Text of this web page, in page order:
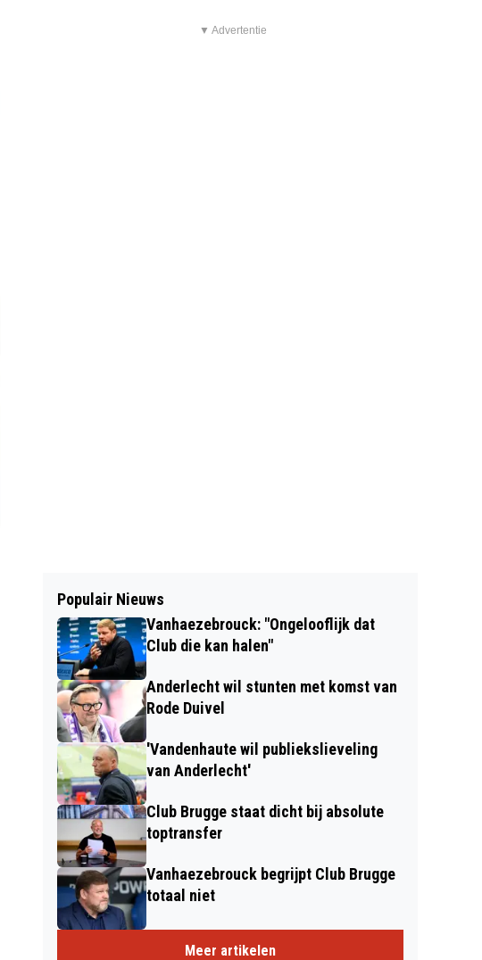
▼ Advertentie
Populair Nieuws
Vanhaezebrouck: "Ongelooflijk dat
Club die kan halen"
Anderlecht wil stunten met komst van
Rode Duivel
'Vandenhaute wil publiekslieveling
van Anderlecht'
Club Brugge staat dicht bij absolute
toptransfer
Vanhaezebrouck begrijpt Club Brugge
totaal niet
Meer artikelen